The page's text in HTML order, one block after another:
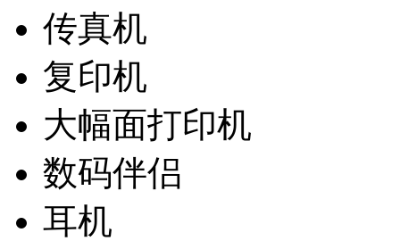
传真机
复印机
大幅面打印机
数码伴侣
耳机